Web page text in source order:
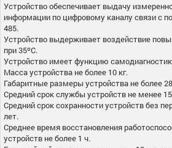
Устройство обеспечивает выдачу
информации по цифровому каналу связи с
485.
Устройство выдерживает воздействие
при 35ºС.
Устройство имеет функцию
Масса устройства не более 10 кг.
Габаритные размеры устройства не более
Средний срок службы устройств не менее
Средний срок сохранности устройств без
лет.
Среднее время восстановления
устройств не более 1 ч.